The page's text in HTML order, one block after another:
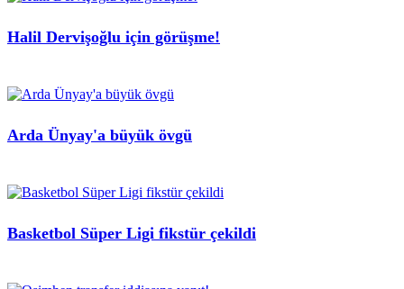
Halil Dervişoğlu için görüşme!
Arda Ünyay'a büyük övgü
Basketbol Süper Ligi fikstür çekildi